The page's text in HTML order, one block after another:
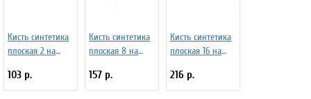
Кисть синтетика
плоская 2 на
покрытой лаком,
с укороченной
103 р.
Кисть синтетика
плоская 8 на
покрытой лаком,
с укороченной
157 р.
Кисть синтетика
плоская 16 на
покрытой лаком,
с укороченной
216 р.